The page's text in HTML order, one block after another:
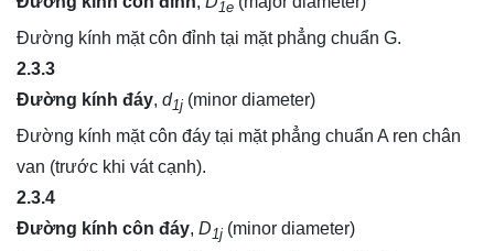
1e
Đường kính mặt côn đỉnh tại mặt phẳng chuẩn G.
2.3.3
Đường kính đáy, d1j (minor diameter)
Đường kính mặt côn đáy tại mặt phẳng chuẩn A ren chân
van (trước khi vát cạnh).
2.3.4
Đường kính côn đáy, D1j (minor diameter)